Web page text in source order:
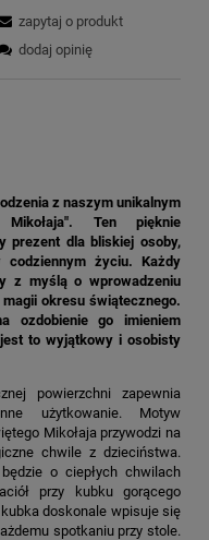
zapytaj o produkt
dodaj opinię
z naszym unikalnym
Ten pięknie
prezent dla bliskiej osoby,
życiu. Każdy
z myślą o wprowadzeniu
okresu świątecznego.
ozdobienie go imieniem
to wyjątkowy i osobisty
powierzchni zapewnia
użytkowanie. Motyw
Mikołaja przywodzi na
chwile z dzieciństwa.
o ciepłych chwilach
przy kubku gorącego
doskonale wpisuje się
spotkaniu przy stole.